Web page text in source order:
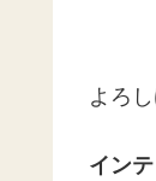
よろ
イン